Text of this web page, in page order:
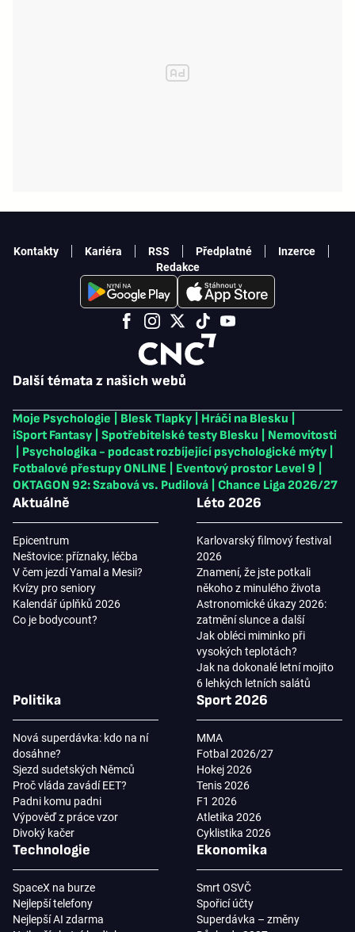
Další témata z našich webů
Moje Psychologie Blesk Tlapky Hráči na Blesku
iSport Fantasy
Spotřebitelské testy Blesku
Nemovitosti
Psychologika - podcast rozbíjející psychologické mýty
Fotbalové přestupy ONLINE
Eventový prostor Level 9
OKTAGON 92: Szabová vs. Pudilová
Chance Liga 2026/27
Aktuálně
Epicentrum
Neštovice: příznaky, léčba
V čem jezdí Yamal a Mesii?
Kvízy pro seniory
Kalendář úplňků 2026
Co je bodycount?
Léto 2026
Karlovarský filmový festival
2026
Znamení, že jste potkali
někoho z minulého života
Astronomické úkazy 2026:
zatmění slunce a další
Jak obléci miminko při
vysokých teplotách?
Jak na dokonalé letní mojito
6 lehkých letních salátů
Politika
Nová superdávka: kdo na ní
dosáhne?
Sjezd sudetských Němců
Proč vláda zavádí EET?
Padni komu padni
Výpověď z práce vzor
Divoký kačer
Sport 2026
MMA
Fotbal 2026/27
Hokej 2026
Tenis 2026
F1 2026
Atletika 2026
Cyklistika 2026
Technologie
SpaceX na burze
Nejlepší telefony
Nejlepší AI zdarma
Ekonomika
Smrt OSVČ
Spořicí účty
Superdávka – změny
Kontakty Kariéra RSS Předplatné
Inzerce
Redakce